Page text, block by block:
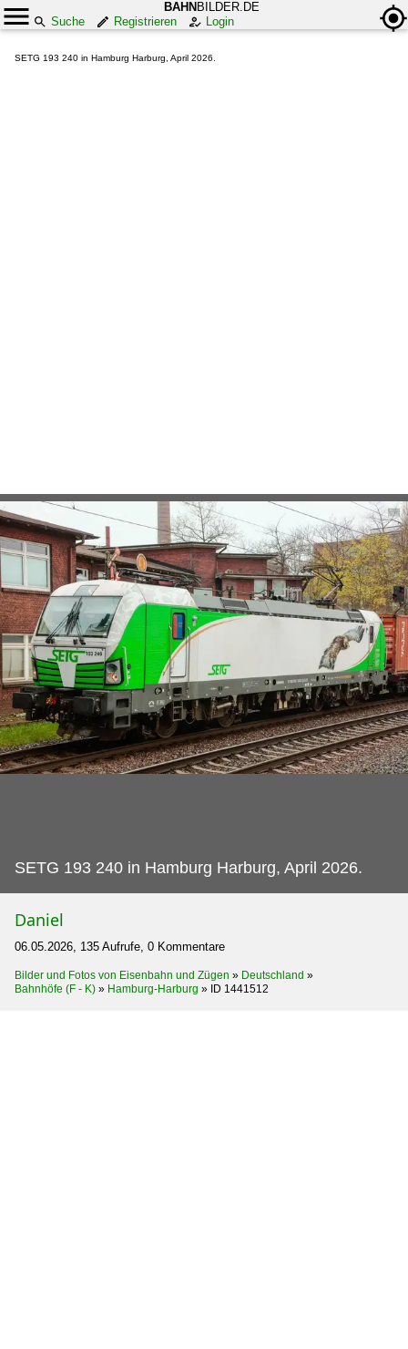
BAHN BILDER.DE
Suche
Registrieren Login
SETG 193 240 in Hamburg Harburg, April 2026.
SETG 193 240 in Hamburg Harburg, April 2026.
Daniel
06.05.2026, 135 Aufrufe, 0 Kommentare
Bilder und Fotos von Eisenbahn und Zügen » Deutschland »
Bahnhöfe (F - K) » Hamburg-Harburg » ID 1441512